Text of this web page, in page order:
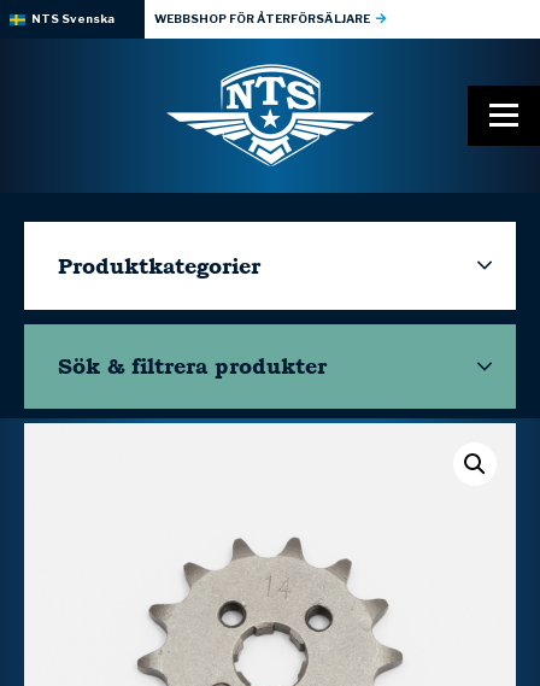
NTS Svenska WEBBSHOP FÖR ÅTERFÖRSÄLJARE
Produktkategorier
Sök & filtrera produkter